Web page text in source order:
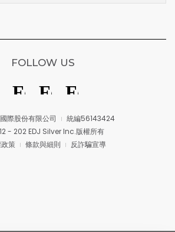
際股份有限公司
統編56143424
- 202 EDJ Silver Inc.版權所有
策
條款與細則 反詐騙宣導
FOLLOW US